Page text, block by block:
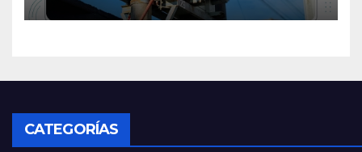
CATEGORÍAS